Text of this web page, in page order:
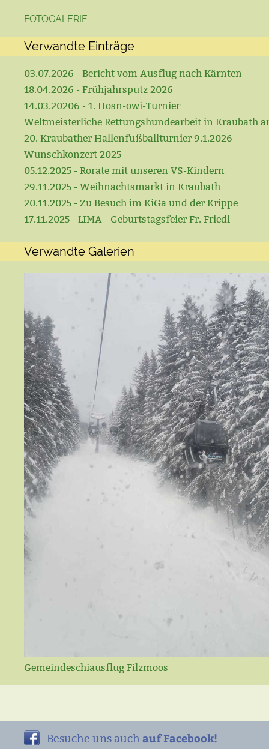
FOTOGALERIE
Verwandte Einträge
03.07.2026 - Bericht vom Ausflug nach Kärnten
18.04.2026 - Frühjahrsputz 2026
14.03.20206 - 1. Hosn-owi-Turnier
Weltmeisterliche Rettungshundearbeit in Kraubath
20. Kraubather Hallenfußballturnier 9.1.2026
Wunschkonzert 2025
05.12.2025 - Rorate mit unseren VS-Kindern
29.11.2025 - Weihnachtsmarkt in Kraubath
20.11.2025 - Zu Besuch im KiGa und der Krippe
17.11.2025 - LIMA - Geburtstagsfeier Fr. Friedl
Verwandte Galerien
Gemeindeschiausflug Filzmoos
Besuche uns auch auf Facebook!